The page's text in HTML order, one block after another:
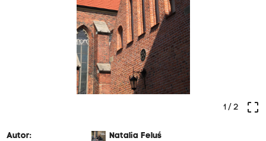
crop_free
1 / 2
Autor: Natalia Feluś